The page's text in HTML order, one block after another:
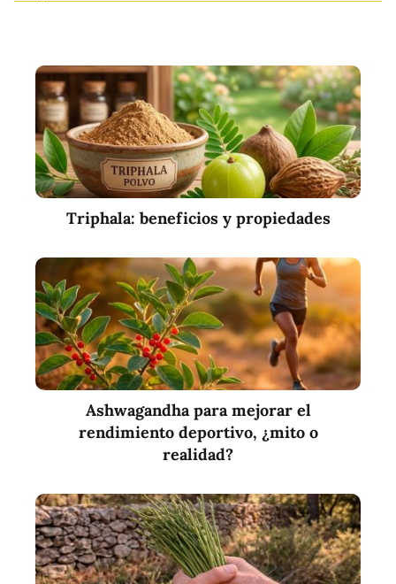
Triphala: beneficios y propiedades
Ashwagandha para mejorar el
rendimiento deportivo, ¿mito o
realidad?